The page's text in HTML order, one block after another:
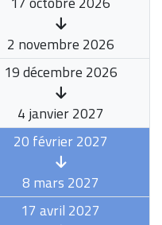
2 novembre 2026
19 décembre 2026
4 janvier 2027
20 février 2027
8 mars 2027
17 avril 2027